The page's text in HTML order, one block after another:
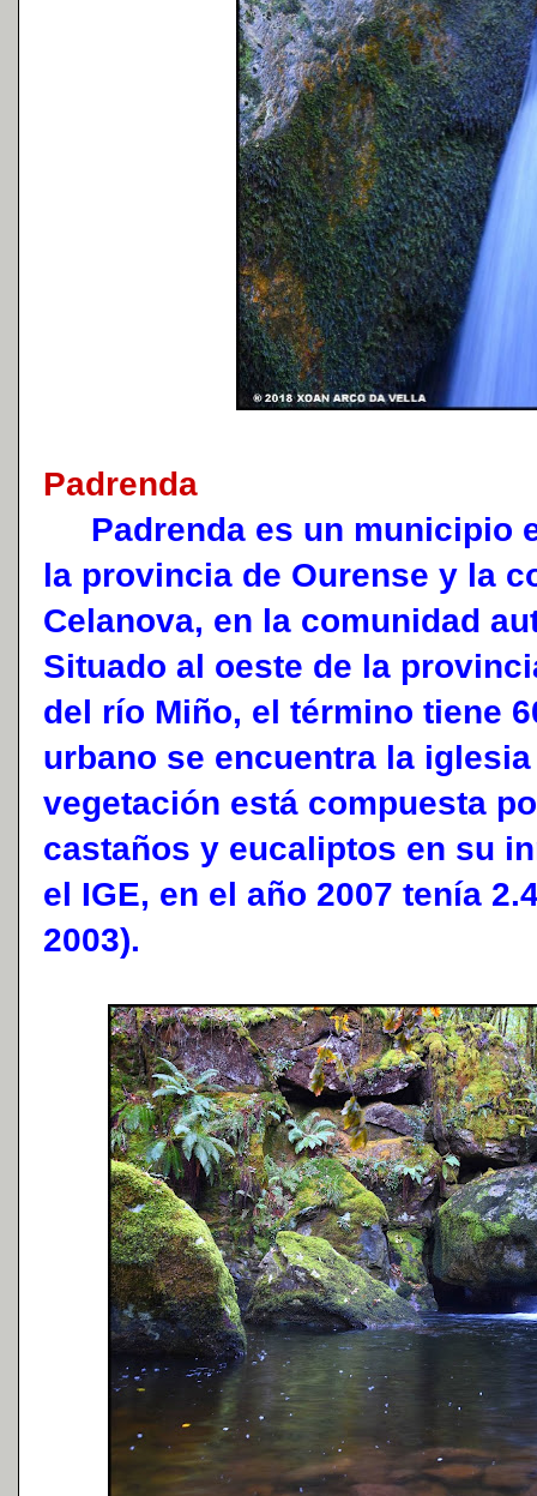
Padrenda
Padrenda es un municipio
la provincia de Ourense y la
Celanova, en la comunidad
Situado al oeste de la
del río Miño, el término tiene
urbano se encuentra la
vegetación está compuesta
castaños y eucaliptos en su
el IGE, en el año 2007 tenía
2003).